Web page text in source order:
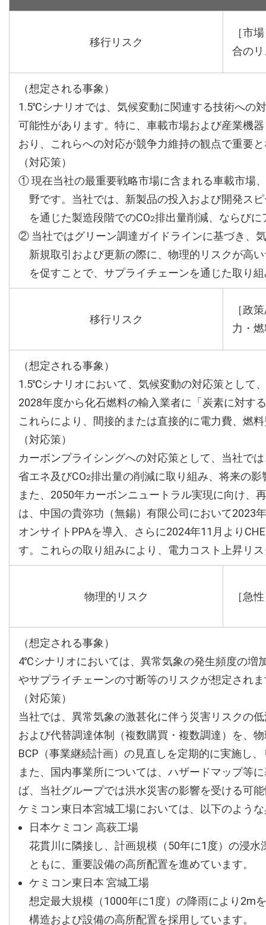
移行リスク
［市
合の
（想定される事象）
1.5℃シナリオでは、気候変動に関連する技術への
可能性があります。特に、車載市場および産業機
おり、これらへの対応が競争力維持の観点で重要
（対応策）
① 現在当社の最重要戦略市場に含まれる車載市場
野です。当社では、新製品の投入および開発ス
を通じた製造段階でのCO2排出量削減、ならび
② 当社ではグリーン調達ガイドラインに基づき、
新規取引および更新の際に、物理的リスクが高
を促すことで、サプライチェーンを通じた取り
移行リスク
［政
力・
（想定される事象）
1.5℃シナリオにおいて、気候変動の対応策として
2028年度から化石燃料の輸入業者に「炭素に対す
これらにより、間接的または直接的に電力費、燃
（対応策）
カーボンプライシングへの対応策として、当社で
省エネ及びCO2排出量の削減に取り組み、将来の
また、2050年カーボンニュートラル実現に向け、
は、中国の貴弥功（無錫）有限公司において2023
オンサイトPPAを導入、さらに2024年11月より
す。これらの取り組みにより、電力コスト上昇リ
物理的リスク ［急
（想定される事象）
4℃シナリオにおいては、異常気象の発生頻度の増
やサプライチェーンの寸断等のリスクが想定され
（対応策）
当社では、異常気象の激甚化に伴う災害リスクの
および代替調達体制（複数購買・複数調達）を、
BCP（事業継続計画）の見直しを定期的に実施し
また、国内事業所については、ハザードマップ等
ば、当社グループでは洪水災害の影響を受ける可
ケミコン東日本宮城工場においては、以下のよう
日本ケミコン 高萩工場
花貫川に隣接し、計画規模（50年に1度）の浸
ともに、重要設備の高所配置を進めています。
ケミコン東日本 宮城工場
想定最大規模（1000年に1度）の降雨により2m
構造および設備の高所配置を採用しています。